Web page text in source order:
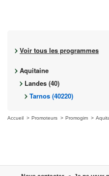
Voir tous les programmes
Aquitaine
Landes (40)
Tarnos (40220)
Accueil Promoteurs Promogim